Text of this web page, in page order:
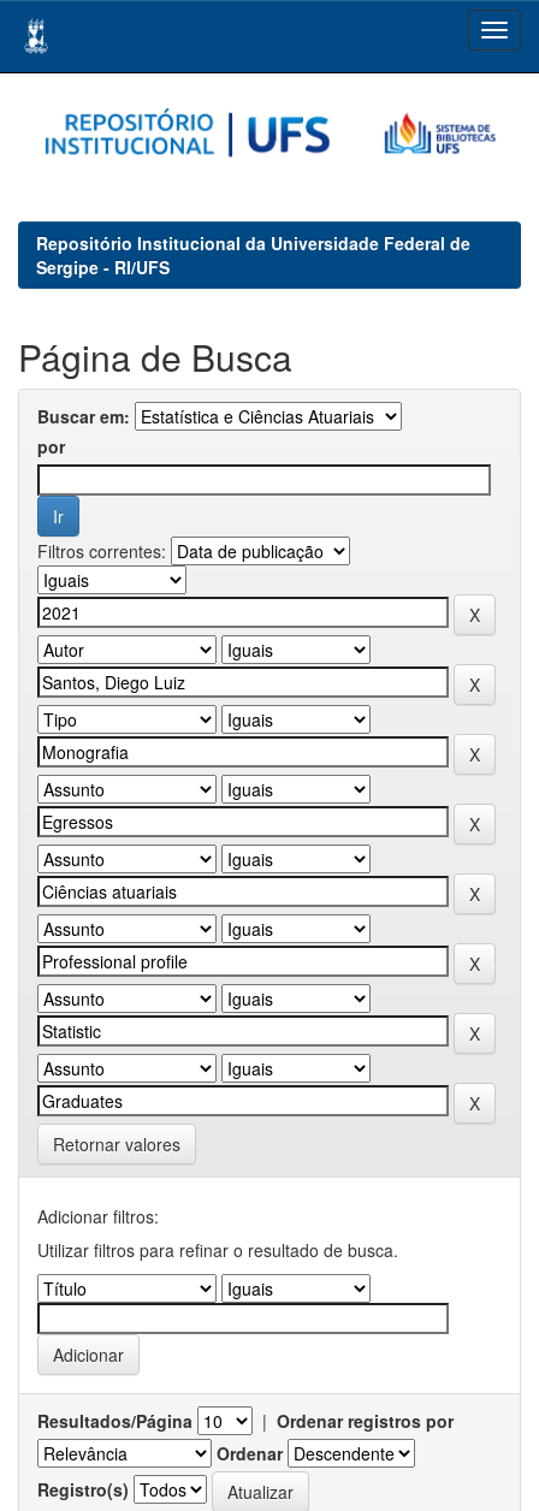
navigation
Repositório Institucional da Universidade Federal de
Sergipe - RI/UFS
Página de Busca
Buscar em:
por
Filtros correntes:
Retornar valores
Adicionar filtros:
Utilizar filtros para refinar o resultado de busca.
Resultados/Página | Ordenar registros por
Ordenar
Registro(s)